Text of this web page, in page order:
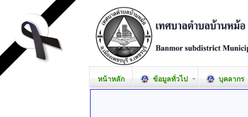
หน้าหลัก ข้อมูลทั่วไป บุคลากร